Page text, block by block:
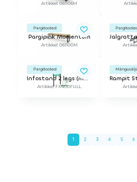
Artikkel: 061106M
Pargitooted
Pargipink Momentum
Artikkel: 061100M
Pargitooted
Infostand 2 legs (metal) with sticker (one side) all inclusive
Artikkel: FX400FULL
1 2 3 4 5 6